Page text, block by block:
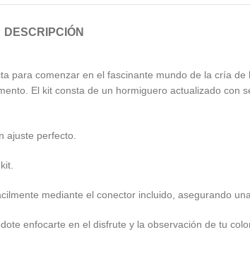
DESCRIPCIÓN
para comenzar en el fascinante mundo de la cría
El kit consta de un hormiguero actualizado con
ajuste perfecto.
mediante el conector incluido, asegurando
enfocarte en el disfrute y la observación de tu